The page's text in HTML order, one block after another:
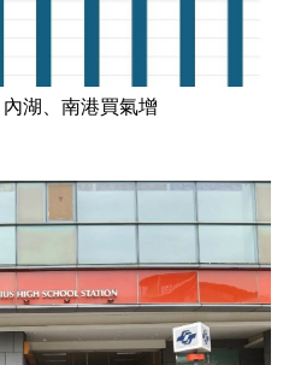
湖、南港買氣增